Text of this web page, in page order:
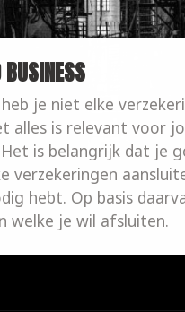
heb je niet elke
alles is relevant voor
Het is belangrijk dat je
verzekeringen
hebt. Op basis
welke je wil afsluiten.